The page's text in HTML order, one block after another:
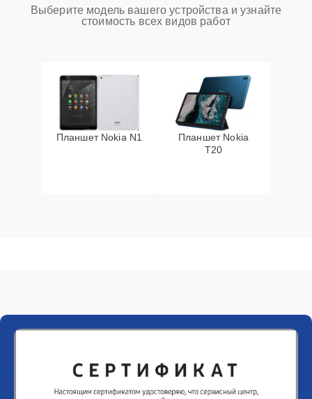
Выберите модель вашего устройства и узнайте
стоимость всех видов работ
Планшет Nokia N1
Планшет Nokia
T20